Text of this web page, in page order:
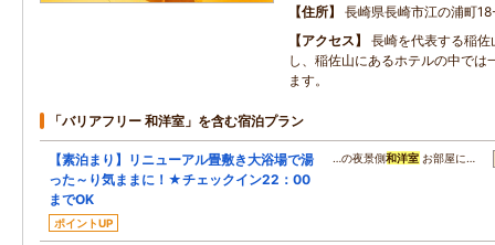
住所
長崎県長崎市江の浦町
アクセス
長崎を代表する稲
し、稲佐山にあるホテルの中では
ます。
「バリアフリー 和洋室」を含む宿泊プラン
【素泊まり】リニューアル畳敷き大浴場で湯
った～り気ままに！★チェックイン22：00
までOK
ポイントUP
…の夜景側和洋室 お部屋に…